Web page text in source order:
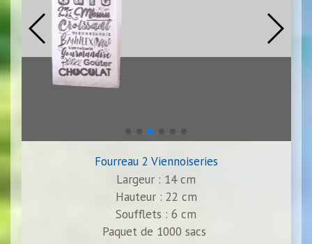
Fourreau 2 Viennoiseries
Largeur : 14 cm
Hauteur : 22 cm
Soufflets : 6 cm
Paquet de 1000 sacs